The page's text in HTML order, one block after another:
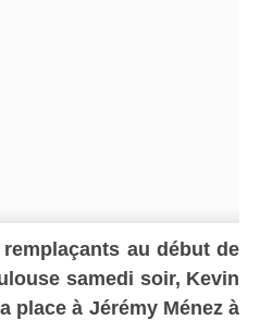
au début de
samedi soir, Kevin
place à Jérémy Ménez à